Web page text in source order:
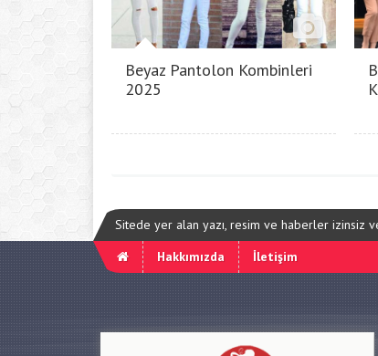
Beyaz Pantolon Kombinleri
2025
Sitede yer alan yazı, resim ve haberler izinsiz
Hakkımızda
İletişim